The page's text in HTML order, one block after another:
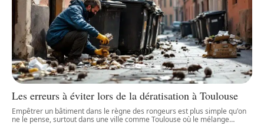
Les erreurs à éviter lors de la dératisation à Toulouse
Empêtrer un bâtiment dans le règne des rongeurs est plus simple qu'on
ne le pense, surtout dans une ville comme Toulouse où le mélange…